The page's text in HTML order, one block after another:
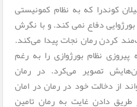
کوندرا که به نظام کمونیستی
دفاع نمی کند. و با نگرش
کردن رمان نجات پیدا می‌کند.
نظام بورژوازی را به رغم
تصویر می‌کرد. در رمان
از دخالت خود در رمان در امان
دادن غایت به رمان تامین